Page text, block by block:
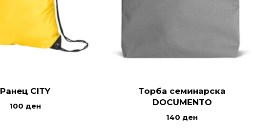
Ранец CITY
100 ден
Tорба семинарска
DOCUMENTO
140 ден